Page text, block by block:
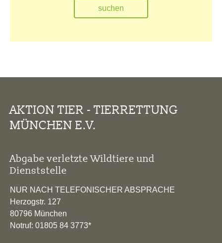
AKTION TIER - TIERRETTUNG
MÜNCHEN E.V.
Abgabe verletzte Wildtiere und
Dienststelle
NUR NACH TELEFONISCHER ABSPRACHE
Herzogstr. 127
80796 München
Notruf: 01805 84 3773*